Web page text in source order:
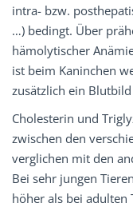
intra- bzw.
…) bedingt. Über
hämolytischer
ist beim Kaninchen
zusätzlich ein
Cholesterin und
zwischen den
verglichen mit den
Bei sehr jungen
höher als bei